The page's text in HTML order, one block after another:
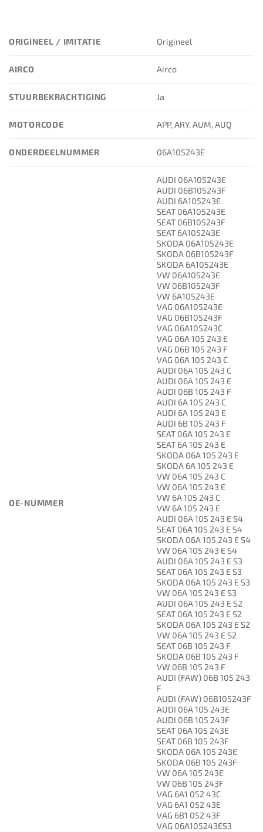
ORIGINEEL / IMITATIE Origineel
AIRCO Airco
STUURBEKRACHTIGING Ja
MOTORCODE APP, ARY, AUM, AUQ
ONDERDEELNUMMER 06A105243E
OE-NUMMER
AUDI 06A105243E
AUDI 06B105243F
AUDI 6A105243E
SEAT 06A105243E
SEAT 06B105243F
SEAT 6A105243E
SKODA 06A105243E
SKODA 06B105243F
SKODA 6A105243E
VW 06A105243E
VW 06B105243F
VW 6A105243E
VAG 06A105243E
VAG 06B105243F
VAG 06A105243C
VAG 06A 105 243 E
VAG 06B 105 243 F
VAG 06A 105 243 C
AUDI 06A 105 243 C
AUDI 06A 105 243 E
AUDI 06B 105 243 F
AUDI 6A 105 243 C
AUDI 6A 105 243 E
AUDI 6B 105 243 F
SEAT 06A 105 243 E
SEAT 6A 105 243 E
SKODA 06A 105 243 E
SKODA 6A 105 243 E
VW 06A 105 243 C
VW 06A 105 243 E
VW 6A 105 243 C
VW 6A 105 243 E
AUDI 06A 105 243 E S4
SEAT 06A 105 243 E S4
SKODA 06A 105 243 E S4
VW 06A 105 243 E S4
AUDI 06A 105 243 E S3
SEAT 06A 105 243 E S3
SKODA 06A 105 243 E S3
VW 06A 105 243 E S3
AUDI 06A 105 243 E S2
SEAT 06A 105 243 E S2
SKODA 06A 105 243 E S2
VW 06A 105 243 E S2
SEAT 06B 105 243 F
SKODA 06B 105 243 F
VW 06B 105 243 F
AUDI (FAW) 06B 105 243
F
AUDI (FAW) 06B105243F
AUDI 06A 105 243E
AUDI 06B 105 243F
SEAT 06A 105 243E
SEAT 06B 105 243F
SKODA 06A 105 243E
SKODA 06B 105 243F
VW 06A 105 243E
VW 06B 105 243F
VAG 6A1 052 43C
VAG 6A1 052 43E
VAG 6B1 052 43F
VAG 06A105243ES3